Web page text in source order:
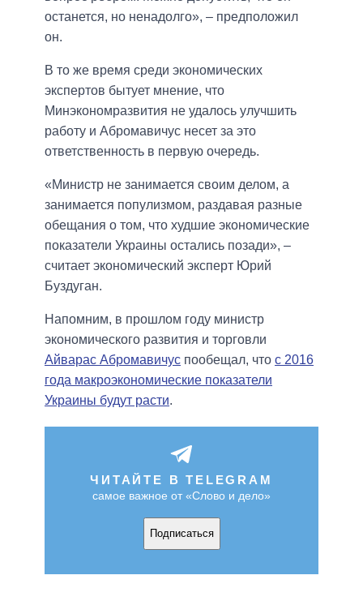
останется, но ненадолго», – предположил
он.
В то же время среди экономических
экспертов бытует мнение, что
Минэкономразвития не удалось улучшить
работу и Абромавичус несет за это
ответственность в первую очередь.
«Министр не занимается своим делом, а
занимается популизмом, раздавая разные
обещания о том, что худшие экономические
показатели Украины остались позади», –
считает экономический эксперт Юрий
Буздуган.
Напомним, в прошлом году министр
экономического развития и торговли
Айварас Абромавичус пообещал, что с 2016
года макроэкономические показатели
Украины будут расти.
ЧИТАЙТЕ В TELEGRAM
самое важное от «Слово и дело»
Подписаться